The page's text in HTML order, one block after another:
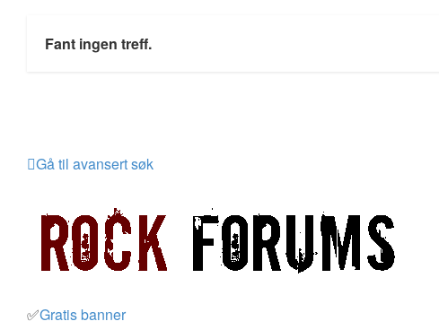
Fant ingen treff.
Gå til avansert søk
✅Gratis banner